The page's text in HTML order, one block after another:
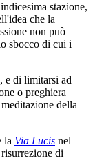
stazione,
che la
non può
sbocco di cui i
e di limitarsi ad
o preghiera
della
la Via Lucis nel
di